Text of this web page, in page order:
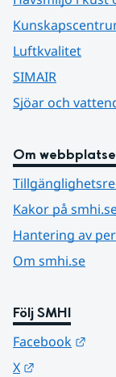
Luftkvalitet
SIMAIR
Sjöar och
Om
Kakor på
Hantering av
Om smhi.se
Följ SMHI
Facebook
X